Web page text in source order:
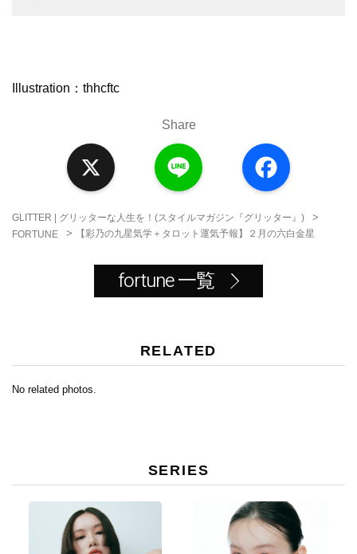
Illustration：thhcftc
Share
a
c
o
o
k
GLITTER | グリッターな人生を！(スタイルマガジン『グリッター』) >
FORTUNE > 【彩乃の九星気学＋タロット運気予報】２月の六白金星
fortune 一覧
RELATED
No related photos.
SERIES